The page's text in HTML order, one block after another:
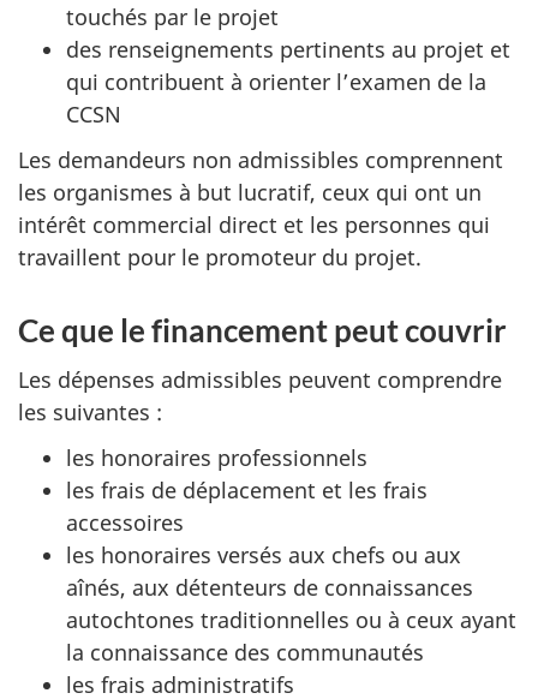
touchés par le projet
des renseignements pertinents au projet et
qui contribuent à orienter l’examen de la
CCSN
Les demandeurs non admissibles comprennent
les organismes à but lucratif, ceux qui ont un
intérêt commercial direct et les personnes qui
travaillent pour le promoteur du projet.
Ce que le financement peut couvrir
Les dépenses admissibles peuvent comprendre
les suivantes :
les honoraires professionnels
les frais de déplacement et les frais
accessoires
les honoraires versés aux chefs ou aux
aînés, aux détenteurs de connaissances
autochtones traditionnelles ou à ceux ayant
la connaissance des communautés
les frais administratifs